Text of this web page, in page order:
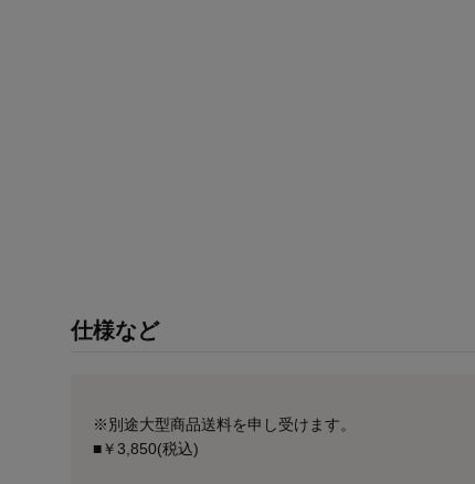
仕様など
※別途大型商品送料を申し受けます。
■￥3,850(税込)